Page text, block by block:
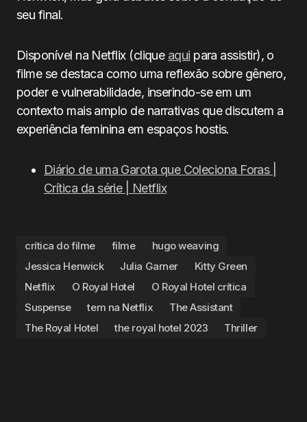
seu final.
Disponível na Netflix (clique aqui para assistir), o
filme se destaca como uma reflexão sobre gênero,
poder e vulnerabilidade, inserindo-se em um
contexto mais amplo de narrativas que discutem a
experiência feminina em espaços hostis.
Diário de uma Garota que Coleciona Foras |
Crítica da série | Netflix
crítica do filme filme
hugo weaving
Jessica Henwick
Julia Garner
Kitty Green
Netflix
O Royal Hotel
O Royal Hotel crítica
Suspense
tem na Netflix
The Assistant
The Royal Hotel
the royal hotel 2023 Thriller